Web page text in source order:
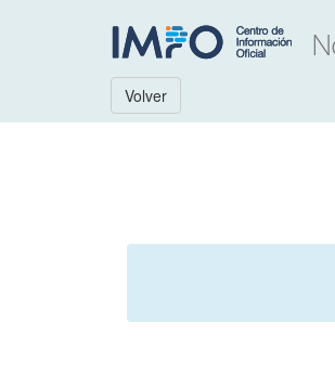
Volver